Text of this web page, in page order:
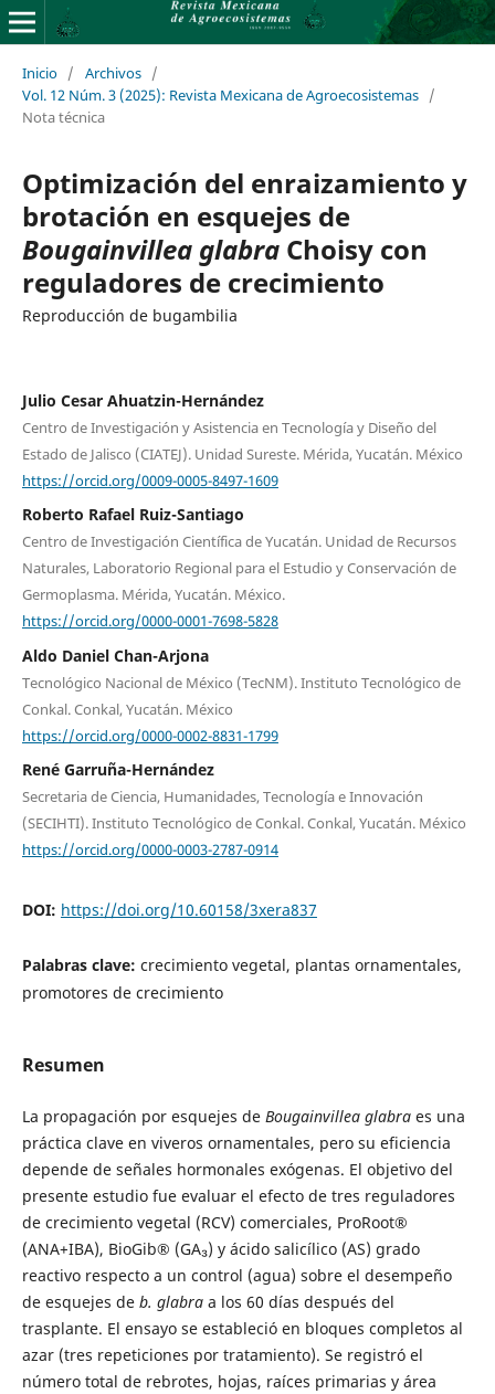
Inicio / Archivos /
Vol. 12 Núm. 3 (2025): Revista Mexicana de Agroecosistemas /
Nota técnica
Optimización del enraizamiento y
brotación en esquejes de
Bougainvillea glabraChoisy con
reguladores de crecimiento
Reproducción de bugambilia
Julio Cesar Ahuatzin-Hernández
Centro de Investigación y Asistencia en Tecnología y Diseño del
Estado de Jalisco (CIATEJ). Unidad Sureste. Mérida, Yucatán. México
https://orcid.org/0009-0005-8497-1609
Roberto Rafael Ruiz-Santiago
Centro de Investigación Científica de Yucatán. Unidad de Recursos
Naturales, Laboratorio Regional para el Estudio y Conservación de
Germoplasma. Mérida, Yucatán. México.
https://orcid.org/0000-0001-7698-5828
Aldo Daniel Chan-Arjona
Tecnológico Nacional de México (TecNM). Instituto Tecnológico de
Conkal. Conkal, Yucatán. México
https://orcid.org/0000-0002-8831-1799
René Garruña-Hernández
Secretaria de Ciencia, Humanidades, Tecnología e Innovación
(SECIHTI). Instituto Tecnológico de Conkal. Conkal, Yucatán. México
https://orcid.org/0000-0003-2787-0914
DOI: https://doi.org/10.60158/3xera837
Palabras clave: crecimiento vegetal, plantas ornamentales,
promotores de crecimiento
Resumen
La propagación por esquejes de Bougainvillea glabraes una
práctica clave en viveros ornamentales, pero su eficiencia
depende de señales hormonales exógenas. El objetivo del
presente estudio fue evaluar el efecto de tres reguladores
de crecimiento vegetal (RCV) comerciales, ProRoot®
(ANA+IBA), BioGib® (GA₃) y ácido salicílico (AS) grado
reactivo respecto a un control (agua) sobre el desempeño
de esquejes de b. glabraa los 60 días después del
trasplante. El ensayo se estableció en bloques completos al
azar (tres repeticiones por tratamiento). Se registró el
número total de rebrotes, hojas, raíces primarias y área